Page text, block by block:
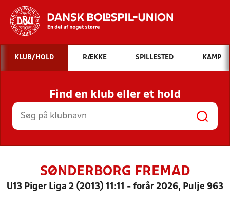
Hvad vil du søge efter?
INDHOLD OG NYHEDER
STILLINGER, RESULTATER, KLUBBER OG
HOLD
KLUB/HOLD RÆKKE SPILLESTED KAMP
Find en klub eller et hold
SØNDERBORG FREMAD
U13 Piger Liga 2 (2013) 11:11 - forår 2026, Pulje 963